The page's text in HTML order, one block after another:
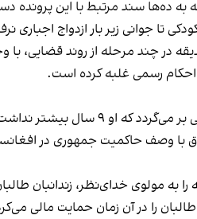
به ده‌ها سند مرتبط با این
تا جوانی زیر بار ازدواج
در چند مرحله از روند قضایی،
رسمی غلبه کرده است.
به خاطر پول با اعضای خانواده‌اش در سال ۱۳۹۸ درگیر شد.
با وصف حاکمیت جمهوری در
را به مولوی خدای‌نظر، زندانبان
را در آن زمان حمایت مالی